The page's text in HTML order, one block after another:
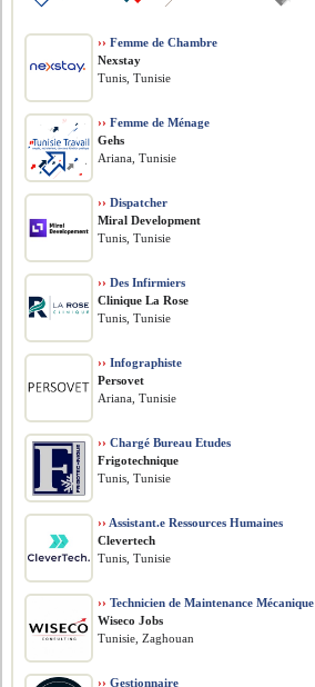
›› Femme de Chambre
Nexstay
Tunis, Tunisie
›› Femme de Ménage
Gehs
Ariana, Tunisie
›› Dispatcher
Miral Development
Tunis, Tunisie
›› Des Infirmiers
Clinique La Rose
Tunis, Tunisie
›› Infographiste
Persovet
Ariana, Tunisie
›› Chargé Bureau Etudes
Frigotechnique
Tunis, Tunisie
›› Assistant.e Ressources Humaines
Clevertech
Tunis, Tunisie
›› Technicien de Maintenance Mécanique
Wiseco Jobs
Tunisie, Zaghouan
›› Gestionnaire